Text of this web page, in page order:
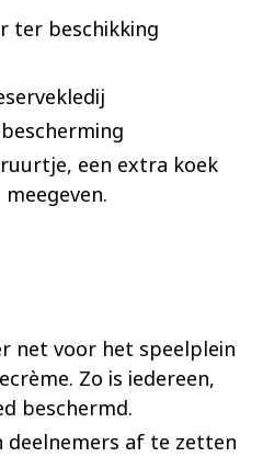
ter beschikking
een extra koek
net voor het speelplein
Zo is iedereen,
beschermd.
deelnemers af te zetten